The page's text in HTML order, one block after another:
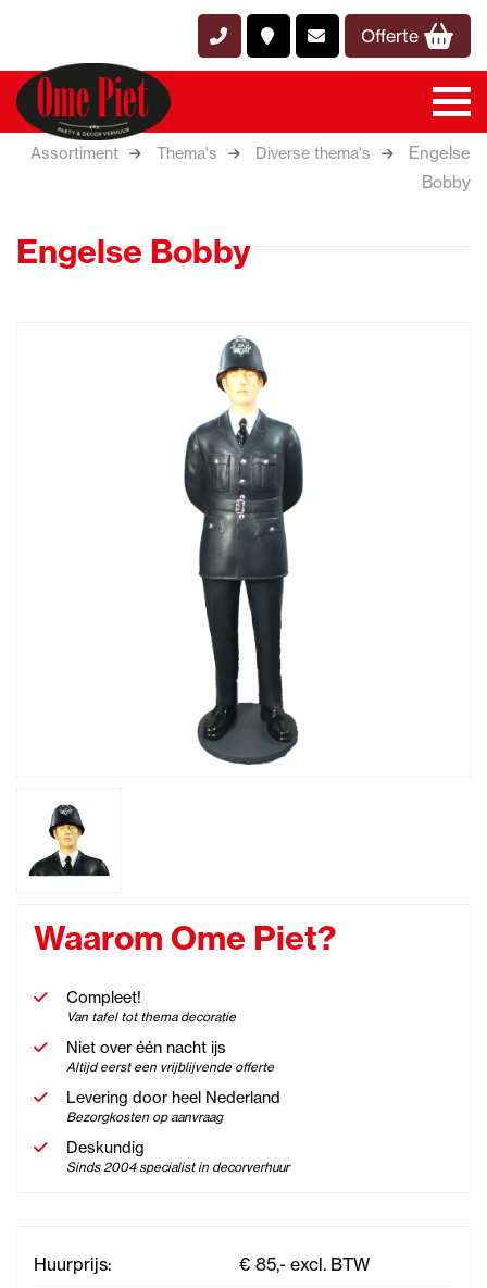
Offerte
Assortiment Thema's Diverse thema's
Engelse
Bobby
Engelse Bobby
Waarom Ome Piet?
Compleet!
Van tafel tot thema decoratie
Niet over één nacht ijs
Altijd eerst een vrijblijvende offerte
Levering door heel Nederland
Bezorgkosten op aanvraag
Deskundig
Sinds 2004 specialist in decorverhuur
Huurprijs:
€ 85,- excl. BTW